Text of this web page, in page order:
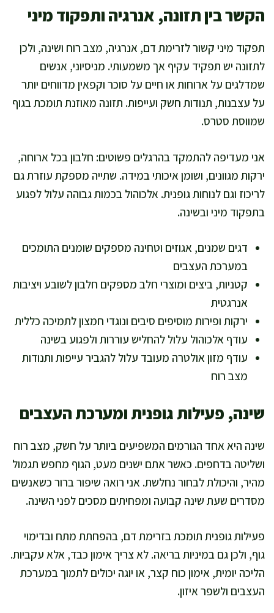
הקשר בין תזונה, אנרגיה ותפקוד מיני
תפקוד מיני קשור לזרימת דם, אנרגיה, מצב רוח ושינה, ולכן
לתזונה יש תפקיד עקיף אך משמעותי. מניסיוני, אנשים
שמדלגים על ארוחות או חיים על סוכר וקפאין מדווחים יותר
על עצבנות, תנודות חשק ועייפות. תזונה מאוזנת תומכת בגוף
שמווסת סטרס.
אני מעדיפה להתמקד בהרגלים פשוטים: חלבון בכל ארוחה,
ירקות מגוונים, ושומן איכותי במידה. שתייה מספקת עוזרת גם
לריכוז וגם לנוחות גופנית. אלכוהול בכמות גבוהה עלול לפגוע
בתפקוד מיני ובשינה.
דגים שמנים, אגוזים וטחינה מספקים שומנים התומכים
במערכת העצבים
קטניות, ביצים ומוצרי חלב מספקים חלבון לשובע ויציבות
אנרגטית
ירקות ופירות מוסיפים סיבים ונוגדי חמצון לתמיכה כללית
עודף אלכוהול עלול להחליש עוררות ולפגוע בשינה
עודף מזון אולטרה מעובד עלול להגביר עייפות ותנודות
מצב רוח
שינה, פעילות גופנית ומערכת העצבים
שינה היא אחד הגורמים המשפיעים ביותר על חשק, מצב רוח
ושליטה בדחפים. כאשר אתם ישנים מעט, הגוף מחפש תגמול
מהיר, והיכולת לבחור נחלשת. אני רואה שיפור ברור כשאנשים
מסדרים שעת שינה קבועה ומפחיתים מסכים לפני השינה.
פעילות גופנית תומכת בזרימת דם, בהפחתת מתח ובדימוי
גוף, ולכן גם במיניות בריאה. לא צריך אימון כבד, אלא עקביות.
הליכה יומית, אימון כוח קצר, או יוגה יכולים לתמוך במערכת
העצבים ולשפר איזון.